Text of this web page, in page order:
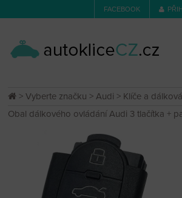
FACEBOOK
>Vyberte značku >Audi > Klíče a
Obal dálkového ovládání Audi 3 tlačítka +